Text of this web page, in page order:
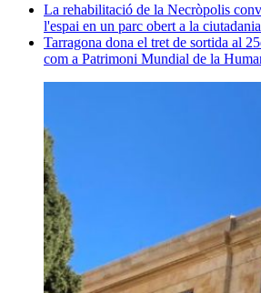
La rehabilitació de la Necròpolis
l'espai en un parc obert a la ciutadania
Tarragona dona el tret de sortida al
com a Patrimoni Mundial de la